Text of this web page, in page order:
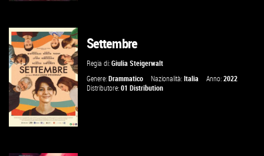
GUARDA IL TRAILER
VAI ALLA SCHEDA
Settembre
Regia di:Giulia Steigerwalt
Genere:Drammatico Nazionalità:Italia Anno:2022
Distributore:01 Distribution